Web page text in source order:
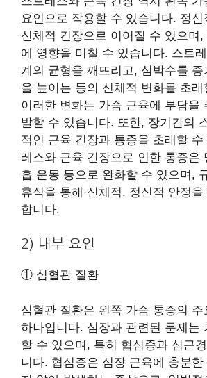
요인으로 작용할 수 있습니다. 정
신체적 긴장으로 이어질 수 있으며
에 영향을 미칠 수 있습니다. 스트
계의 균형을 깨뜨리고, 심박수를
을 높이는 등의 신체적 변화를 초
이러한 변화는 가슴 근육에 부담을
발할 수 있습니다. 또한, 장기간의
적인 근육 긴장과 통증을 초래할 수
레스와 근육 긴장으로 인한 통증은
흡 운동 등으로 완화할 수 있으며,
휴식을 통해 신체적, 정신적 안정을
합니다.
2) 내부 요인
① 심혈관 질환
심혈관 질환은 왼쪽 가슴 통증의
하나입니다. 심장과 관련된 문제는
할 수 있으며, 특히 협심증과 심근
니다. 협심증은 심장 근육에 충분한